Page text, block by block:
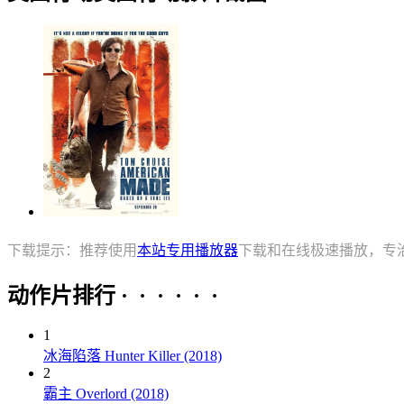
下载提示：推荐使用本站专用播放器下载和在线极速播放，专
动作片排行 · · · · · ·
1
冰海陷落 Hunter Killer (2018)
2
霸主 Overlord (2018)